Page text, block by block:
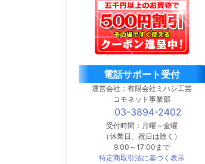
電話サポート受付
運営会社：有限会社ミハシ工芸
コモネット事業部
03-3894-2402
受付時間：月曜～金曜
（休業日、祝日は除く）
9:00～17:00まで
特定商取引法に基づく表示